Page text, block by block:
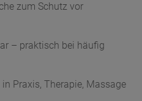
zum Schutz vor
– praktisch bei häufig
Praxis, Therapie, Massage